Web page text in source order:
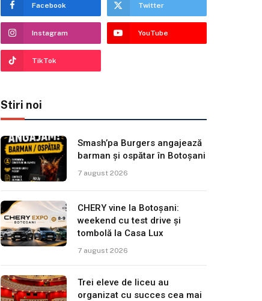
Facebook Twitter
Instagram YouTube
TikTok
Stiri noi
Smash’pa Burgers angajează
barman și ospătar în Botoșani
7 august 2026
CHERY vine la Botoșani:
weekend cu test drive și
tombolă la Casa Lux
7 august 2026
Trei eleve de liceu au
organizat cu succes cea mai